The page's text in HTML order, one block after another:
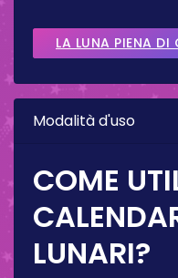
LA LUNA PIENA DI
Modalità d'uso
COME
LUNARI?